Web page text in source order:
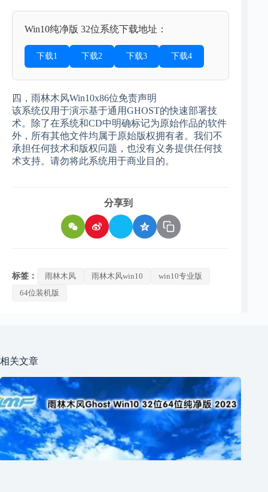
Win10纯净版 32位系统下载地址：
下载1 下载2 下载3 下载4
四，雨林木风Win10x86位免责声明
该系统仅用于演示基于通用GHOST的快速部署技
术。除了在系统和CD中明确标记为原始作品的软件
外，所有其他文件均属于原始版权拥有者。我们不
承担任何技术和版权问题，也没有义务提供任何技
术支持。请勿将此系统用于商业目的。
分享到
标签： 雨林木风 雨林木风win10
win10专业版
64位装机版
相关文章